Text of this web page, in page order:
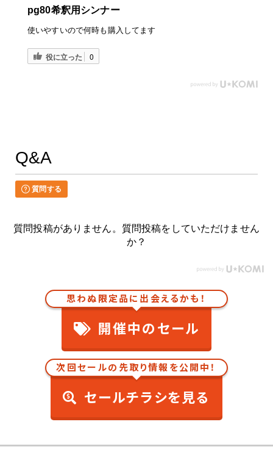
pg80希釈用シンナー
使いやすいので何時も購入してます
役に立った 0
Q&A
質問する
質問投稿がありません。質問投稿をしていただけません
か？
思わぬ限定品に出会えるかも！
開催中のセール
次回セールの先取り情報を公開中！
セールチラシを見る